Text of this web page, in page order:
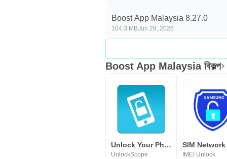
Boost App Malaysia 8.27.0
104.3 MBJun 29, 2026
Boost App Malaysia বিকল্প
Unlock Your Phone Fast & Secur
UnlockScope IMEI Unlock